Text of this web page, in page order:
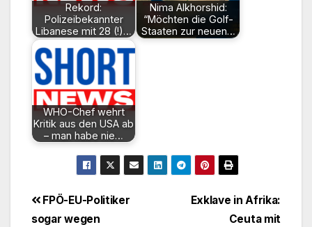
Rekord:
Polizeibekannter
Libanese mit 28 (!)…
Nima Alkhorshid:
“Möchten die Golf-
Staaten zur neuen…
WHO-Chef wehrt
Kritik aus den USA ab
– man habe nie…
BeitragsnavigationExklave in Afrika:
Ceuta mit
FPÖ-EU-Politiker
sogar wegen